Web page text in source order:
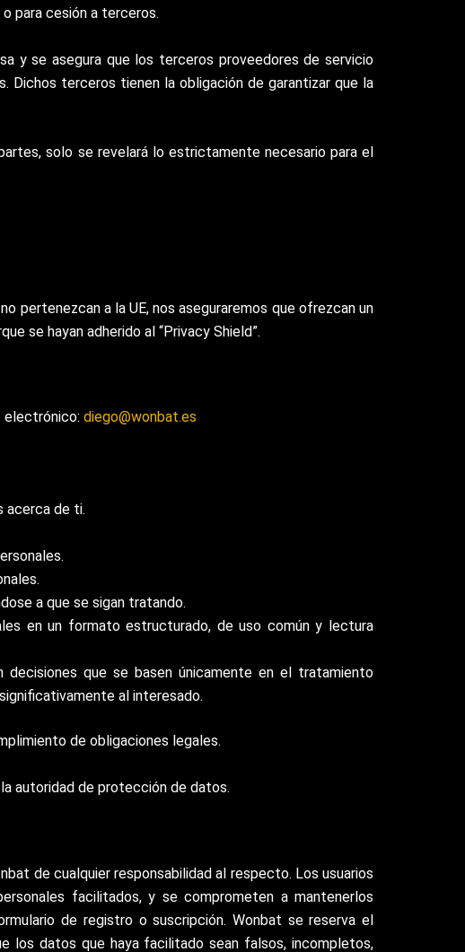
para cesión a terceros.
y se asegura que los terceros proveedores de servicio
Dichos terceros tienen la obligación de garantizar que la
solo se revelará lo estrictamente necesario para el
pertenezcan a la UE, nos aseguraremos que ofrezcan un
se hayan adherido al “Privacy Shield”.
electrónico: diego@wonbat.es
acerca de ti.
a que se sigan tratando.
en un formato estructurado, de uso común y lectura
que se basen únicamente en el tratamiento
al interesado.
de obligaciones legales.
autoridad de protección de datos.
de cualquier responsabilidad al respecto. Los usuarios
facilitados, y se comprometen a mantenerlos
de registro o suscripción. Wonbat se reserva el
los datos que haya facilitado sean falsos, incompletos,